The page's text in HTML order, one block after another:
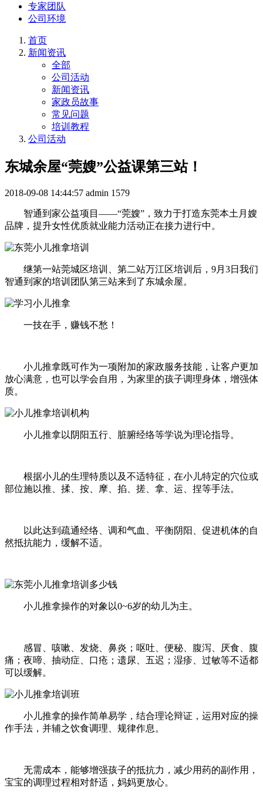
专家团队
公司环境
首页
新闻资讯
全部
公司活动
新闻资讯
家政员故事
常见问题
培训教程
公司活动
东城余屋“莞嫂”公益课第三站！
2018-09-08 14:44:57 admin 1579
智通到家公益项目——“莞嫂”，致力于打造东莞本土月嫂
品牌，提升女性优质就业能力活动正在接力进行中。
继第一站莞城区培训、第二站万江区培训后，9月3日我们
智通到家的培训团队第三站来到了东城余屋。
一技在手，赚钱不愁！
小儿推拿既可作为一项附加的家政服务技能，让客户更加
放心满意，也可以学会自用，为家里的孩子调理身体，增强体
质。
小儿推拿以阴阳五行、脏腑经络等学说为理论指导。
根据小儿的生理特质以及不适特征，在小儿特定的穴位或
部位施以推、揉、按、摩、掐、搓、拿、运、捏等手法。
以此达到疏通经络、调和气血、平衡阴阳、促进机体的自
然抵抗能力，缓解不适。
小儿推拿操作的对象以0~6岁的幼儿为主。
感冒、咳嗽、发烧、鼻炎；呕吐、便秘、腹泻、厌食、腹
痛；夜啼、抽动症、口疮；遗尿、五迟；湿疹、过敏等不适都
可以缓解。
小儿推拿的操作简单易学，结合理论辩证，运用对应的操
作手法，并辅之饮食调理、规律作息。
无需成本，能够增强孩子的抵抗力，减少用药的副作用，
宝宝的调理过程相对舒适，妈妈更放心。